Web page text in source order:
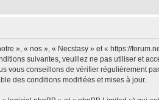
», « nos », « Necstasy » et « https://
suivantes, veuillez ne pas utiliser et
vous conseillons de vérifier régulièrement
des conditions modifiées et mises à jour.